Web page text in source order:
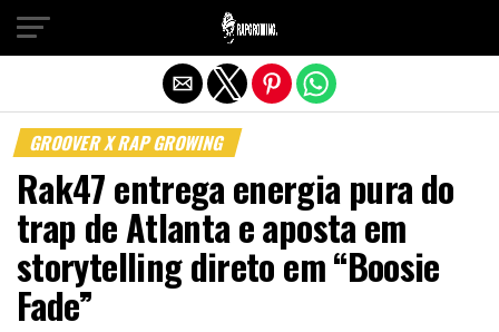
GROOVER X RAP GROWING
Rak47 entrega energia pura do
trap de Atlanta e aposta em
storytelling direto em “Boosie
Fade”
Sair da versão mobile